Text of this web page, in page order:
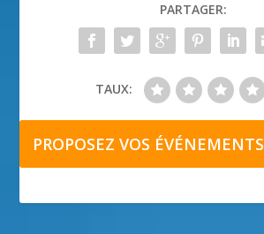
PARTAGER:
TAUX:
PROPOSEZ VOS ÉVÉNEMENTS